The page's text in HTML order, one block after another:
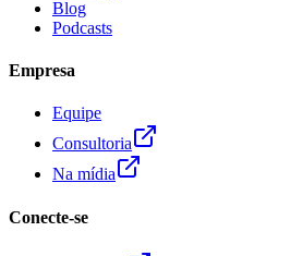
Blog
Podcasts
Empresa
Equipe
Consultoria
Na mídia
Conecte-se